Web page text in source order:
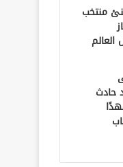
منتخب
حادث